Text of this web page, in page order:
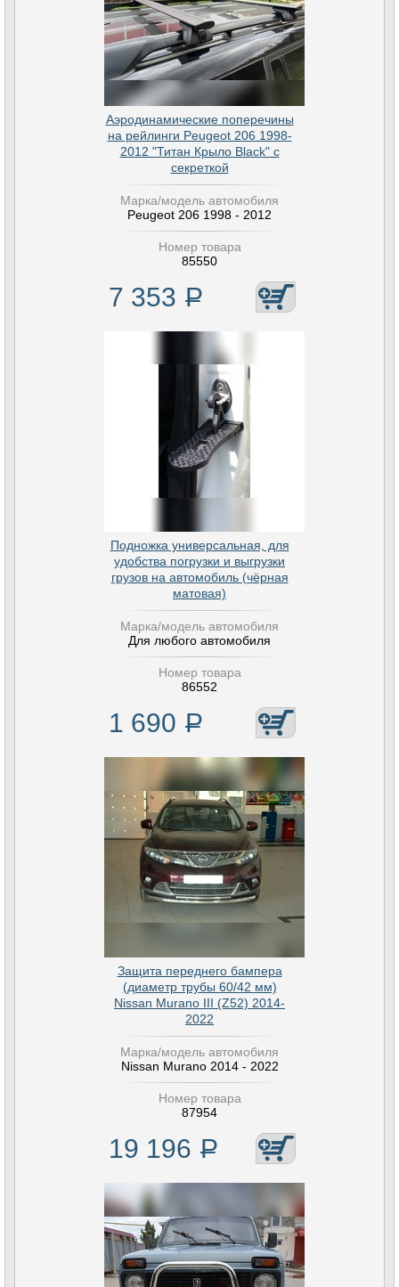
Аэродинамические поперечины
на рейлинги Peugeot 206 1998-
2012 "Титан Крыло Black" с
секреткой
Марка/модель автомобиля
Peugeot 206 1998 - 2012
Номер товара
85550
7 353 Р
Подножка универсальная, для
удобства погрузки и выгрузки
грузов на автомобиль (чёрная
матовая)
Марка/модель автомобиля
Для любого автомобиля
Номер товара
86552
1 690 Р
Защита переднего бампера
(диаметр трубы 60/42 мм)
Nissan Murano III (Z52) 2014-
2022
Марка/модель автомобиля
Nissan Murano 2014 - 2022
Номер товара
87954
19 196 Р